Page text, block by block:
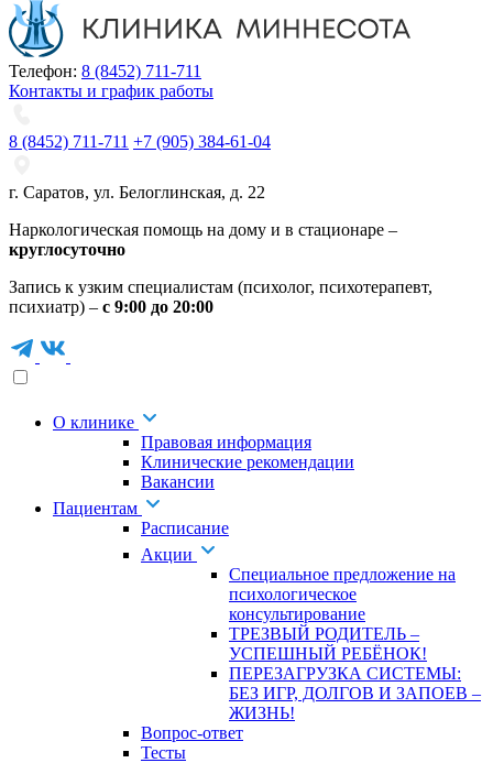
Телефон: 8 (8452) 711-711
Контакты и график работы
8 (8452) 711-711 +7 (905) 384-61-04
г. Саратов, ул. Белоглинская, д. 22
Наркологическая помощь на дому и в стационаре –
круглосуточно
Запись к узким специалистам (психолог, психотерапевт,
психиатр) – с 9:00 до 20:00
О клинике
Правовая информация
Клинические рекомендации
Вакансии
Пациентам
Расписание
Акции
Специальное предложение на
психологическое
консультирование
ТРЕЗВЫЙ РОДИТЕЛЬ –
УСПЕШНЫЙ РЕБЁНОК!
ПЕРЕЗАГРУЗКА СИСТЕМЫ:
БЕЗ ИГР, ДОЛГОВ И ЗАПОЕВ –
ЖИЗНЬ!
Вопрос-ответ
Тесты